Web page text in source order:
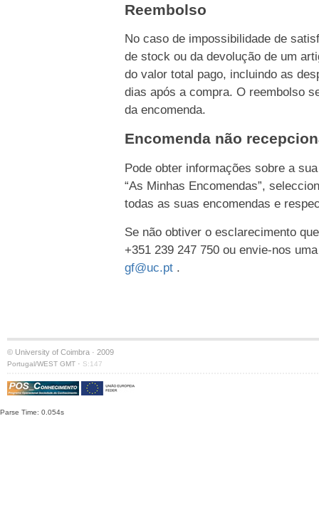
Reembolso
No caso de impossibilidade de
de stock ou da devolução de um
do valor total pago, incluindo as
dias após a compra. O reembolso
da encomenda.
Encomenda não
Pode obter informações sobre a
“As Minhas Encomendas”,
todas as suas encomendas e
Se não obtiver o esclarecimento
+351 239 247 750 ou envie-nos
gf@uc.pt .
© University of Coimbra · 2009
Portugal/WEST GMT · S:147
Parse Time: 0.054s